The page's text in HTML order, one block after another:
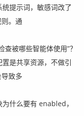
提示词，敏感词改了
。通
被哪些智能体使用”？
是共享资源，不做引
致多
什么要有 enabled，